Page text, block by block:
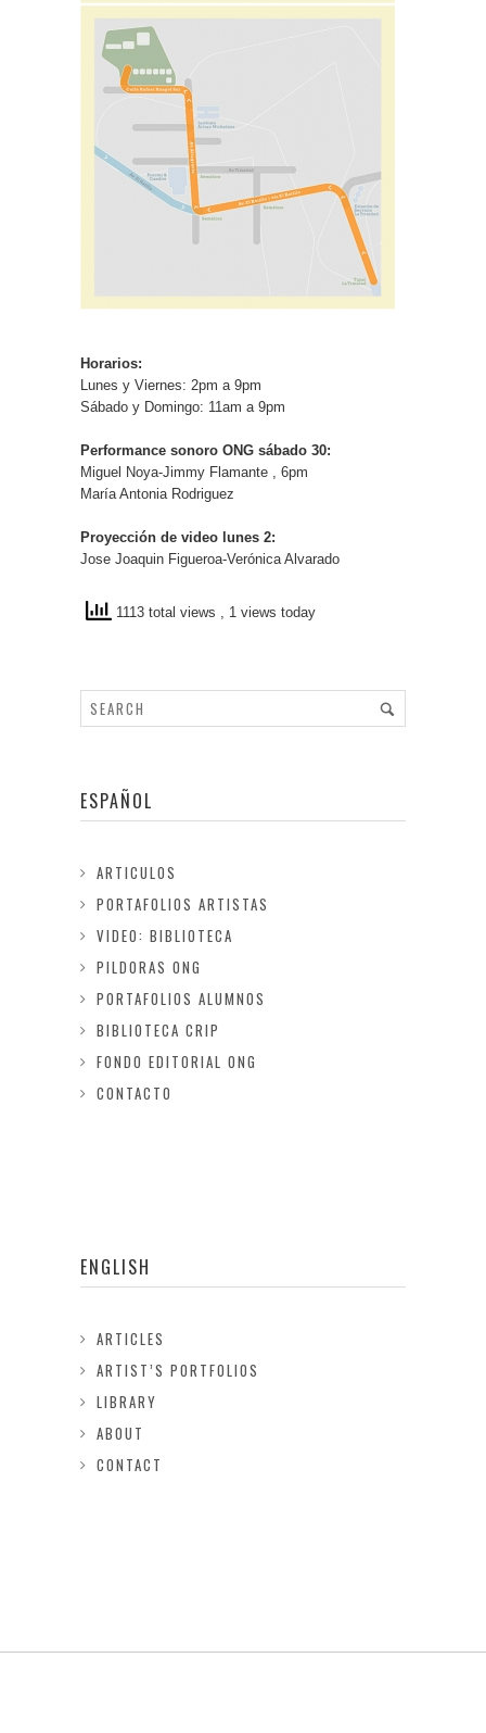
Horarios:
Lunes y Viernes: 2pm a 9pm
Sábado y Domingo: 11am a 9pm
Performance sonoro ONG sábado 30:
Miguel Noya-Jimmy Flamante , 6pm
María Antonia Rodriguez
Proyección de video lunes 2:
Jose Joaquin Figueroa-Verónica Alvarado
1113 total views , 1 views today
ESPAÑOL
ARTICULOS
PORTAFOLIOS ARTISTAS
VIDEO: BIBLIOTECA
PILDORAS ONG
PORTAFOLIOS ALUMNOS
BIBLIOTECA CRIP
FONDO EDITORIAL ONG
CONTACTO
ENGLISH
ARTICLES
ARTIST’S PORTFOLIOS
LIBRARY
ABOUT
CONTACT